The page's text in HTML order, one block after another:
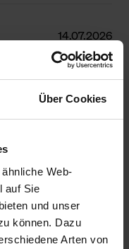
Über Cookies
Web-
auf Sie
und unser
können. Dazu
Arten von
14.07.2026
11.07.2026